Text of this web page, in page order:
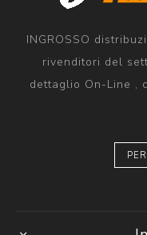
INGROSSO
rivenditori del
dettaglio On-Line ,